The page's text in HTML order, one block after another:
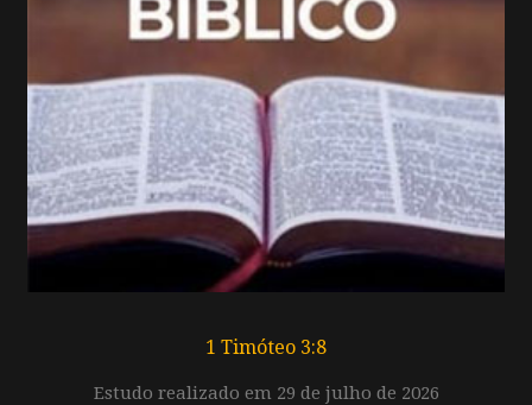
1 Timóteo 3:8
Estudo realizado em 29 de julho de 2026